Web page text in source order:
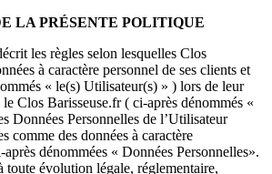
LA PRÉSENTE POLITIQUE
les règles selon lesquelles Clos
à caractère personnel de ses clients et
« le(s) Utilisateur(s) » ) lors de leur
Clos Barisseuse.fr ( ci-après dénommés «
Données Personnelles de l’Utilisateur
comme des données à caractère
dénommées « Données Personnelles».
toute évolution légale, réglementaire,